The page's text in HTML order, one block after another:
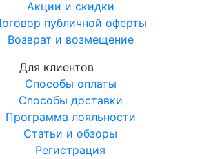
Акции и скидки
публичной оферты
Возврат и возмещение
Для клиентов
Способы оплаты
Способы доставки
Программа лояльности
Статьи и обзоры
Регистрация